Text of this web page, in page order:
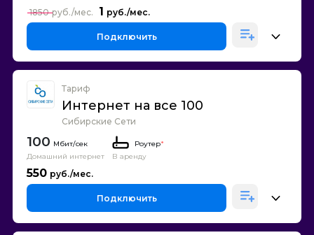
1
1850
Подключить
Тариф
Интернет на все 100
Сибирские Сети
100
Домашний интернет
Роутер*
В аренду
550
Подключить